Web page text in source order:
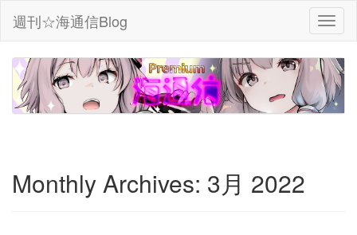
週刊☆海通信Blog
Monthly Archives: 3月 2022